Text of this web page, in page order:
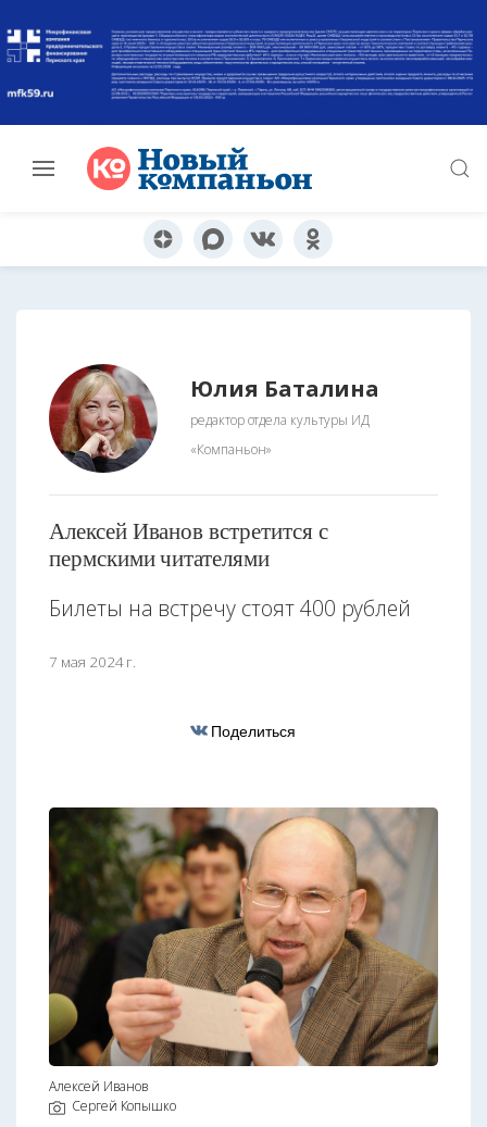
Юлия Баталина
редактор отдела культуры ИД
«Компаньон»
Алексей Иванов встретится с
пермскими читателями
Билеты на встречу стоят 400 рублей
7 мая 2024 г.
Поделиться
Алексей Иванов
Сергей Копышко